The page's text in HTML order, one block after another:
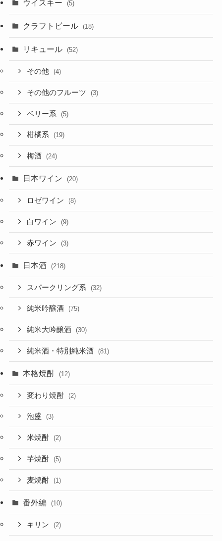
ウイスキー (5)
クラフトビール (18)
リキュール (52)
その他 (4)
その他のフルーツ (3)
ベリー系 (5)
柑橘系 (19)
梅酒 (24)
日本ワイン (20)
ロゼワイン (8)
白ワイン (9)
赤ワイン (3)
日本酒 (218)
スパークリング系 (32)
純米吟醸酒 (75)
純米大吟醸酒 (30)
純米酒・特別純米酒 (81)
本格焼酎 (12)
変わり焼酎 (2)
泡盛 (3)
米焼酎 (2)
芋焼酎 (5)
麦焼酎 (1)
番外編 (10)
キリン (2)